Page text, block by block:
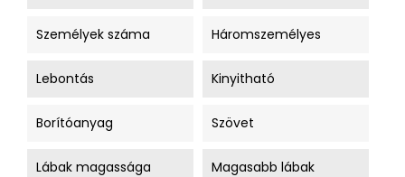
Személyek száma Háromszemélyes
Lebontás Kinyitható
Borítóanyag Szövet
Lábak magassága Magasabb lábak